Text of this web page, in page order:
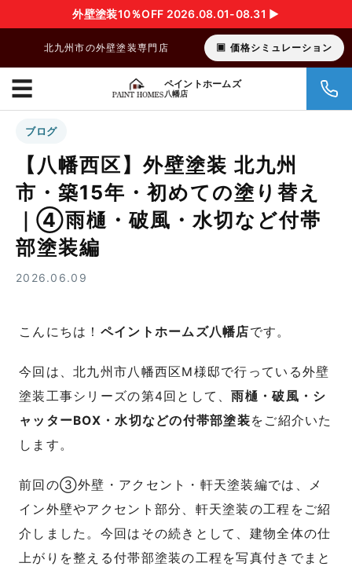
外壁塗装10％OFF 2026.08.01-08.31 ▶︎
北九州市の外壁塗装専門店 価格シミュレーション
ペイントホームズ
八幡店
☰
ブログ
【八幡西区】外壁塗装 北九州
市・築15年・初めての塗り替え
｜④雨樋・破風・水切など付帯
部塗装編
2026.06.09
こんにちは！ ペイントホームズ八幡店です。
今回は、北九州市八幡西区M様邸で行っている外壁
塗装工事シリーズの第4回として、雨樋・破風・シ
ャッターBOX・水切などの付帯部塗装をご紹介いた
します。
前回の③外壁・アクセント・軒天塗装編では、メ
イン外壁やアクセント部分、軒天塗装の工程をご紹
介しました。今回はその続きとして、建物全体の仕
上がりを整える付帯部塗装の工程を写真付きでまと